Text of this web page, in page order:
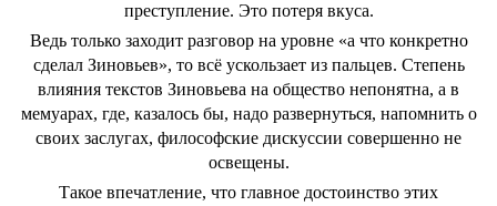
преступление. Это потеря вкуса.
Ведь только заходит разговор на уровне «а что конкретно
сделал Зиновьев», то всё ускользает из пальцев. Степень
влияния текстов Зиновьева на общество непонятна, а в
мемуарах, где, казалось бы, надо развернуться, напомнить о
своих заслугах, философские дискуссии совершенно не
освещены.
Такое впечатление, что главное достоинство этих